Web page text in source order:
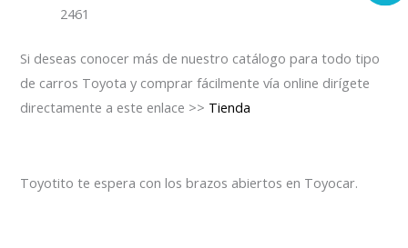
2461
Si deseas conocer más de nuestro catálogo para todo tipo
de carros Toyota y comprar fácilmente vía online dirígete
directamente a este enlace >> Tienda
Toyotito te espera con los brazos abiertos en Toyocar.